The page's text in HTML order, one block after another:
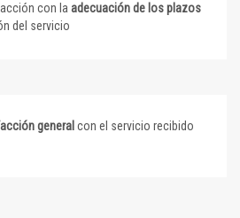
con la adecuación de los plazos
del servicio
general con el servicio recibido